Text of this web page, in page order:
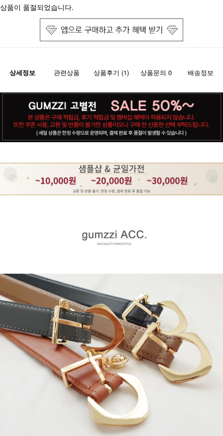
상품이 품절되었습니다.
상세정보 관련상품 상품후기 (1) 상품문의 0 배송정보